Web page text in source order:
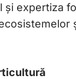
şi expertiza